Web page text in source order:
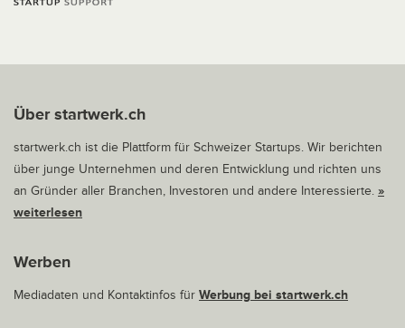
Über startwerk.ch
startwerk.ch ist die Plattform für Schweizer Startups. Wir berichten
über junge Unternehmen und deren Entwicklung und richten uns
an Gründer aller Branchen, Investoren und andere Interessierte. »
weiterlesen
Werben
Mediadaten und Kontaktinfos für Werbung bei startwerk.ch